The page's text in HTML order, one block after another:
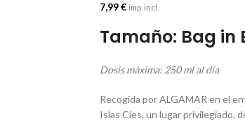
7,99€ imp. incl.
Tamaño: Bag in
Dosis máxima: 250 ml al día
Recogida por ALGAMAR en el
Islas Cíes, un lugar privilegiado,